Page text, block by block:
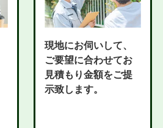
現地にお伺いして、
ご要望に合わせてお
見積もり金額をご提
示致します。